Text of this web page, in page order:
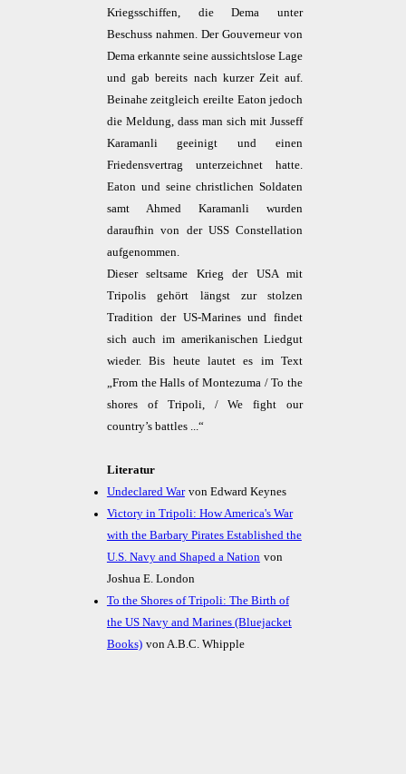
Kriegsschiffen, die Dema unter
Beschuss nahmen. Der Gouverneur von
Dema erkannte seine aussichtslose Lage
und gab bereits nach kurzer Zeit auf.
Beinahe zeitgleich ereilte Eaton jedoch
die Meldung, dass man sich mit Jusseff
Karamanli geeinigt und einen
Friedensvertrag unterzeichnet hatte.
Eaton und seine christlichen Soldaten
samt Ahmed Karamanli wurden
daraufhin von der USS Constellation
aufgenommen.
Dieser seltsame Krieg der USA mit
Tripolis gehört längst zur stolzen
Tradition der US-Marines und findet
sich auch im amerikanischen Liedgut
wieder. Bis heute lautet es im Text
„From the Halls of Montezuma / To the
shores of Tripoli, / We fight our
country’s battles ...“
Literatur
Undeclared Warvon Edward Keynes
Victory in Tripoli: How America's War
with the Barbary Pirates Established the
U.S. Navy and Shaped a Nation von
Joshua E. London
To the Shores of Tripoli: The Birth of
the US Navy and Marines (Bluejacket
Books) von A.B.C. Whipple